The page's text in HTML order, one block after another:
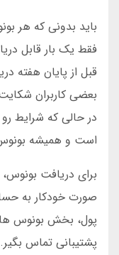
باید بدونی که هر
فقط یک بار قابل
قبل از پایان هفته
بعضی کاربران
در حالی که شرایط
است و همیشه
برای دریافت
صورت خودکار به
پول، بخش بونوس